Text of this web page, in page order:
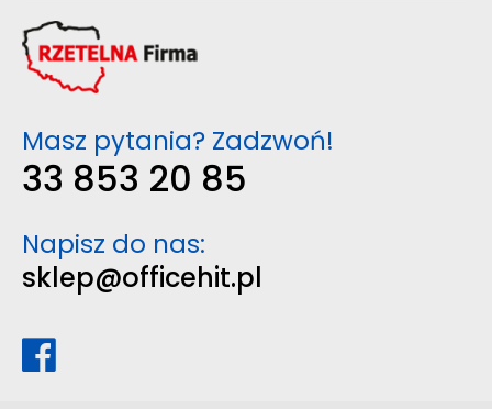
Masz pytania? Zadzwoń!
33 853 20 85
Napisz do nas:
sklep@officehit.pl